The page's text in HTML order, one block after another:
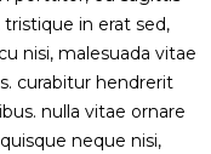
in erat sed,
nisi, malesuada vitae
curabitur hendrerit
nulla vitae ornare
neque nisi,